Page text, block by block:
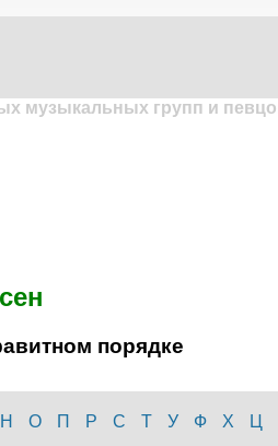
музыкальных групп и
порядке
Н О П Р С Т У Ф Х Ц